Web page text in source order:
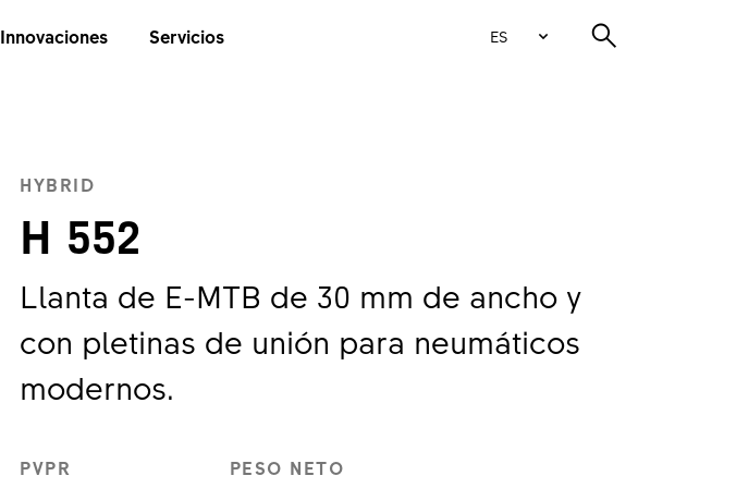
Innovaciones Servicios ES
HYBRID
H 552
Llanta de E-MTB de 30 mm de ancho y
con pletinas de unión para neumáticos
modernos.
PVPR
PESO NETO